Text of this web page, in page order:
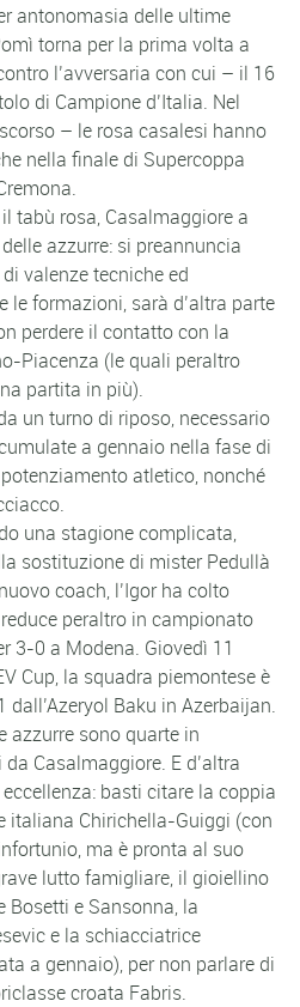
antonomasia delle ultime
torna per la prima volta a
l’avversaria con cui – il 16
di Campione d’Italia. Nel
– le rosa casalesi hanno
nella finale di Supercoppa
tabù rosa, Casalmaggiore a
azzurre: si preannuncia
valenze tecniche ed
le formazioni, sarà d’altra parte
perdere il contatto con la
Piacenza (le quali peraltro
partita in più).
un turno di riposo, necessario
a gennaio nella fase di
atletico, nonché
una stagione complicata,
sostituzione di mister Pedullà
coach, l’Igor ha colto
peraltro in campionato
3-0 a Modena. Giovedì 11
Cup, la squadra piemontese è
Baku in Azerbaijan.
azzurre sono quarte in
Casalmaggiore. E d’altra
basti citare la coppia
italiana Chirichella-Guiggi (con
ma è pronta al suo
lutto famigliare, il gioiellino
Bosetti e Sansonna, la
e la schiacciatrice
a gennaio), per non parlare di
croata Fabris.